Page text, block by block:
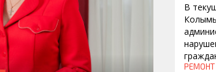
В
РЕМОНТ